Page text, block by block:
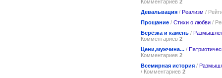
Комментариев 2
Девальвация / Реализм /
Прощание / Стихи о любви /
Берёзка и камень /
Комментариев 2
Цени,мужчина... /
Комментариев 2
Всемирная история /
/ Комментариев 2